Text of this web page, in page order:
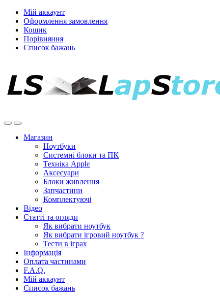
Мій аккаунт
Оформлення замовлення
Кошик
Порівняння
Список бажань
Магазин
Ноутбуки
Системні блоки та ПК
Техніка Apple
Аксесуари
Блоки живлення
Запчастини
Комплектуючі
Відео
Статті та огляди
Як вибрати ноутбук
Як вибрати ігровий ноутбук ?
Тести в іграх
Інформація
Оплата частинами
F.A.Q.
Мій аккаунт
Список бажань